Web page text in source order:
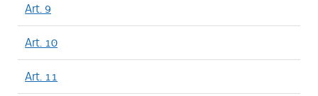
Art. 9
Art. 10
Art. 11